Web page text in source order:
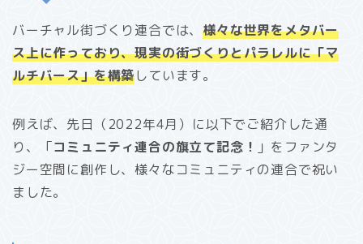
バーチャル街づくり連合では、様々な世界をメタバー
ス上に作っており、現実の街づくりとパラレルに「マ
ルチバース」を構築しています。
例えば、先日（2022年4月）に以下でご紹介した通
り、「コミュニティ連合の旗立て記念！ 」をファンタ
ジー空間に創作し、様々なコミュニティの連合で祝い
ました。